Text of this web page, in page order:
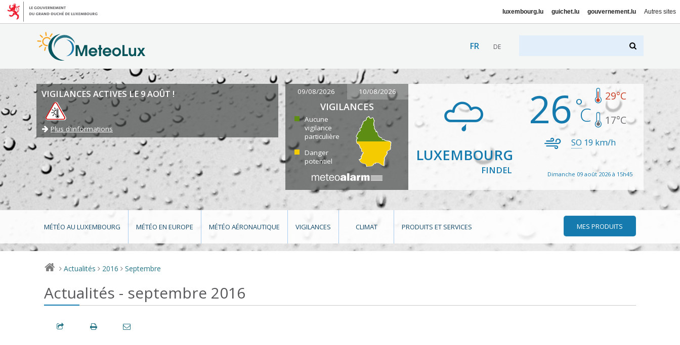
luxembourg.lu guichet.lu gouvernement.lu Autres sites
FR DE
VIGILANCES ACTIVES LE 9 AOÛT !
Plus d'informations
09/08/2026 10/08/2026
VIGILANCES
Aucune
vigilance
particulière
Danger
potentiel
LUXEMBOURG
FINDEL
26 29°C
17°C
SO 19 km/h
Dimanche 09 août 2026 à 15h45
MÉTÉO AU LUXEMBOURG MÉTÉO EN EUROPE MÉTÉO AÉRONAUTIQUE VIGILANCES CLIMAT PRODUITS ET SERVICES MES PRODUITS
> Actualités > 2016 > Septembre
Actualités - septembre 2016